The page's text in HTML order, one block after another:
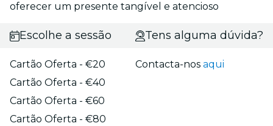
oferecer um presente tangível e atencioso
Escolhe a sessão
Cartão Oferta - €20
Cartão Oferta - €40
Cartão Oferta - €60
Cartão Oferta - €80
Tens alguma dúvida?
Contacta-nosaqui